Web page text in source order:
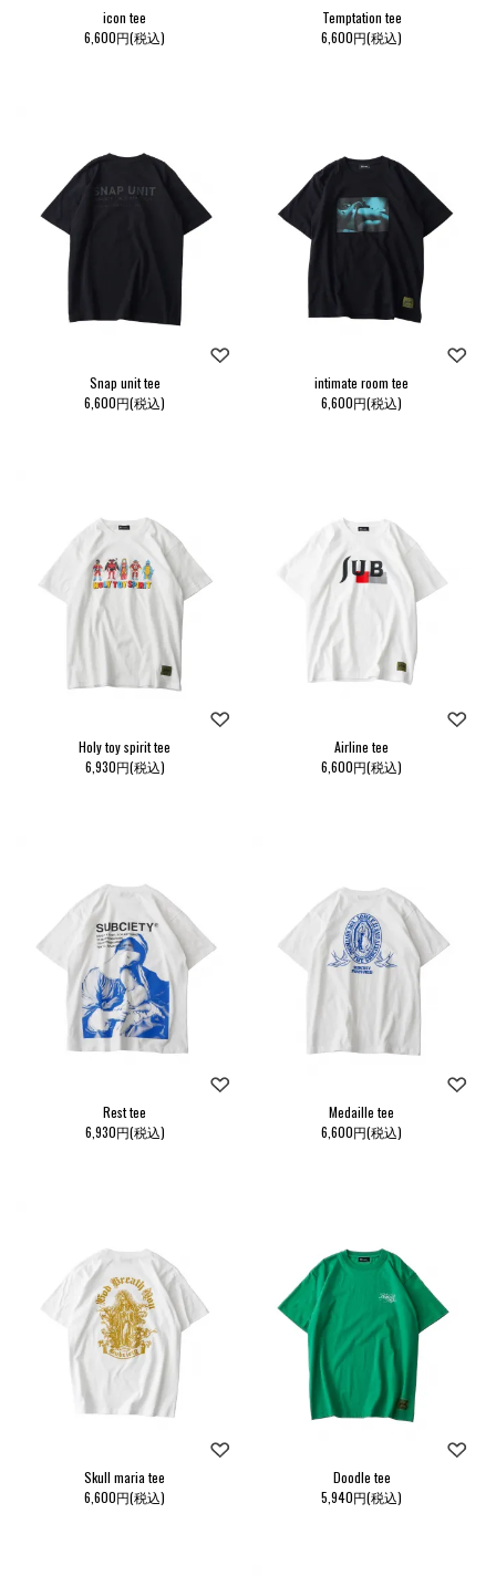
icon tee
6,600円(税込)
Temptation tee
6,600円(税込)
Snap unit tee
6,600円(税込)
intimate room tee
6,600円(税込)
Holy toy spirit tee
6,930円(税込)
Airline tee
6,600円(税込)
Rest tee
6,930円(税込)
Medaille tee
6,600円(税込)
Skull maria tee
6,600円(税込)
Doodle tee
5,940円(税込)